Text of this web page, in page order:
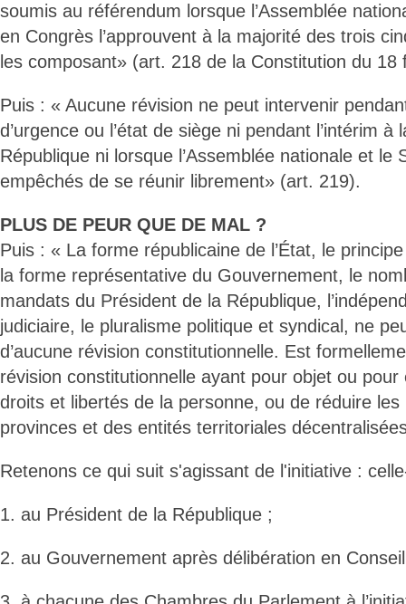
soumis au référendum lorsque l’Assemblée
en Congrès l’approuvent à la majorité des trois
les composant» (art. 218 de la Constitution du 18
Puis : « Aucune révision ne peut intervenir
d’urgence ou l’état de siège ni pendant l’intérim à
République ni lorsque l’Assemblée nationale et le
empêchés de se réunir librement» (art. 219).
PLUS DE PEUR QUE DE MAL ?
Puis : « La forme républicaine de l’État, le
la forme représentative du Gouvernement, le
mandats du Président de la République,
judiciaire, le pluralisme politique et syndical, ne
d’aucune révision constitutionnelle. Est
révision constitutionnelle ayant pour objet ou
droits et libertés de la personne, ou de réduire
provinces et des entités territoriales
Retenons ce qui suit s'agissant de l'initiative :
1. au Président de la République ;
2. au Gouvernement après délibération en